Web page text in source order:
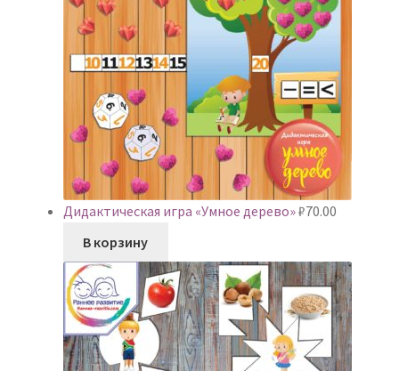
Дидактическая игра «Умное дерево»₽70.00
В корзину